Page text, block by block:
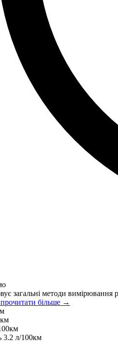
загальні методи вимірювання
більше →
3.2 л/100км